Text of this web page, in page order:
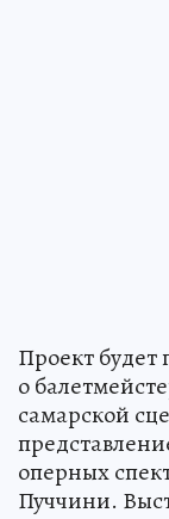
Проект будет
о
самарской
оперных
Пуччини.